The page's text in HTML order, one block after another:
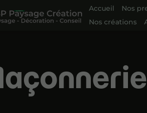
Accueil Nos
Nos créations